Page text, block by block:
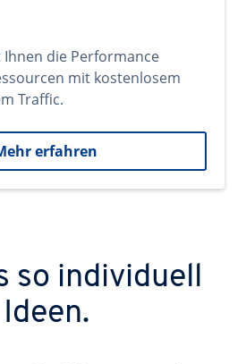
Ihnen die Performance
mit kostenlosem
Traffic.
erfahren
so individuell